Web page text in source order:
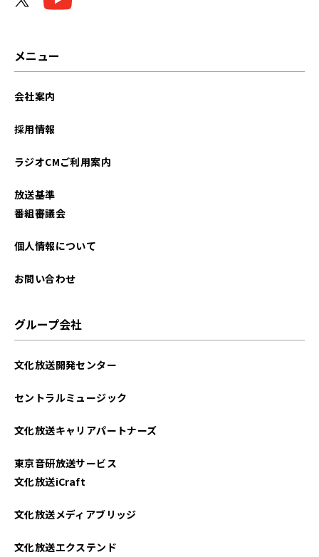
2025年09月
2025年06月
2025年01月
2024年12月
メニュー
会社案内
採用情報
ラジオCMご利用案内
放送基準
番組審議会
個人情報について
お問い合わせ
グループ会社
文化放送開発センター
セントラルミュージック
文化放送キャリアパートナーズ
東京音研放送サービス
文化放送iCraft
文化放送メディアブリッジ
文化放送エクステンド